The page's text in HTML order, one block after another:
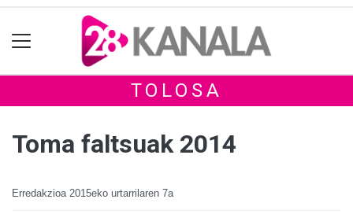
TOLOSA
Toma faltsuak 2014
Erredakzioa 2015eko urtarrilaren 7a